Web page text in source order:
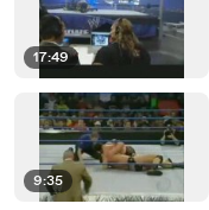
17:49
9:35